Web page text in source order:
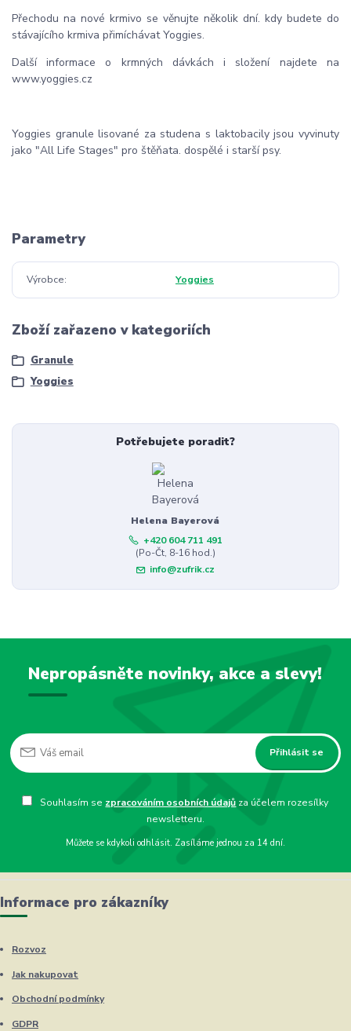
Přechodu na nové krmivo se věnujte několik dní. kdy budete do
stávajícího krmiva přimíchávat Yoggies.
Další informace o krmných dávkách i složení najdete na
www.yoggies.cz
Yoggies granule lisované za studena s laktobacily jsou vyvinuty
jako "All Life Stages" pro štěňata. dospělé i starší psy.
Parametry
Výrobce Yoggies
Zboží zařazeno v kategoriích
Granule
Yoggies
Potřebujete poradit?
Helena Bayerová
+420 604 711 491
(Po-Čt, 8-16 hod.)
info@zufrik.cz
Nepropásněte novinky, akce a slevy!
Přihlásit se
Souhlasím se zpracováním osobních údajů za účelem rozesílky
newsletteru.
Můžete se kdykoli odhlásit. Zasíláme jednou za 14 dní.
Informace pro zákazníky
Rozvoz
Jak nakupovat
Obchodní podmínky
GDPR